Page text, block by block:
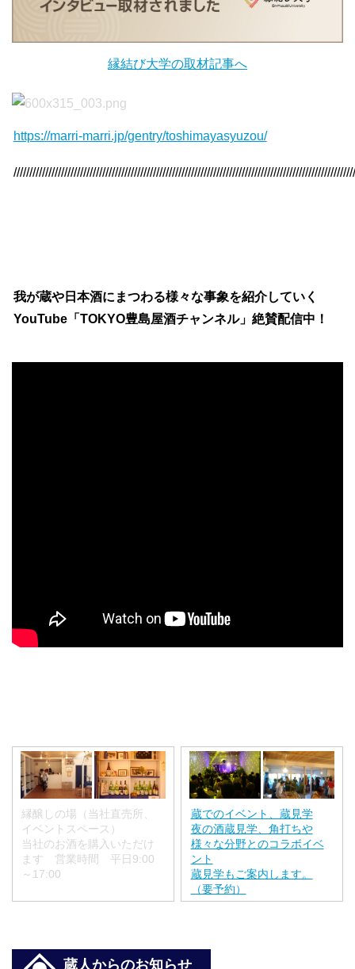
縁結び大学の取材記事へ
https://marri-marri.jp/gentry/toshimayasyuzou/
我が蔵や日本酒にまつわる様々な事象を紹介していく
YouTube「TOKYO豊島屋酒チャンネル」絶賛配信中！
縁醸しの場（当社直売所、
イベントスペース）
当社のお酒を購入いただけ
ます 営業時間 平日9:00
～17:00
蔵でのイベント、蔵見学
夜の酒蔵見学、角打ちや
様々な分野とのコラボイベ
ント
蔵見学もご案内します。
（要予約）
蔵人からのお知らせ